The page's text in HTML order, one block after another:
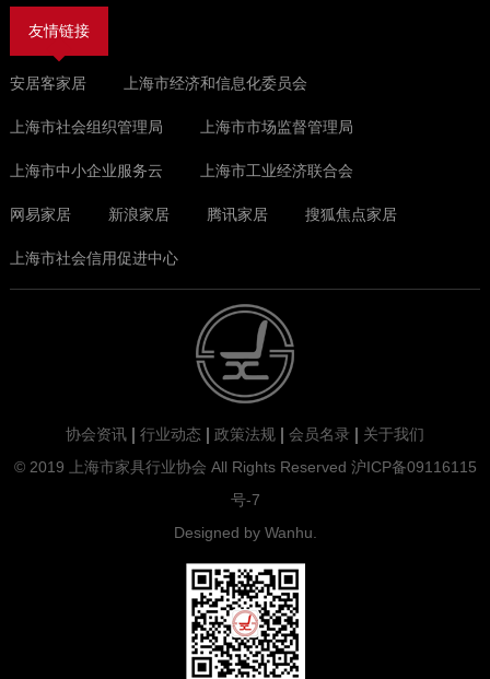
友情链接
安居客家居 上海市经济和信息化委员会
上海市社会组织管理局 上海市市场监督管理局
上海市中小企业服务云 上海市工业经济联合会
网易家居 新浪家居 腾讯家居 搜狐焦点家居
上海市社会信用促进中心
协会资讯 行业动态 政策法规 会员名录
关于我们
© 2019 上海市家具行业协会 All Rights Reserved 沪ICP备09116115
号-7
Designed by Wanhu